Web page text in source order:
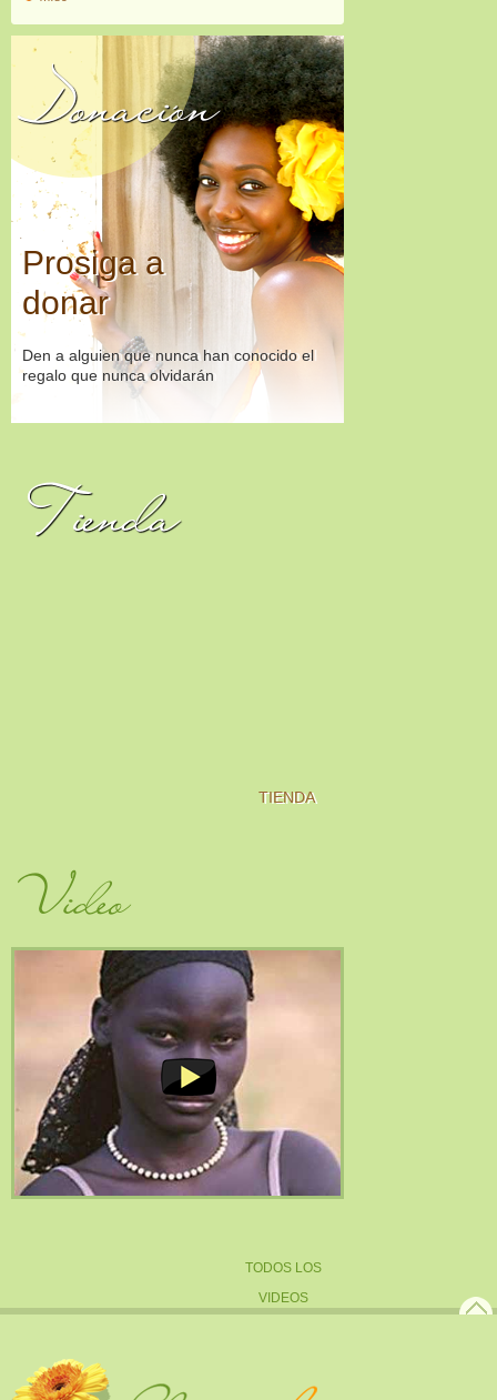
Donación
Prosiga a
donar
Den a alguien que nunca han conocido el
regalo que nunca olvidarán
Tienda
TIENDA
Video
TODOS LOS
VIDEOS